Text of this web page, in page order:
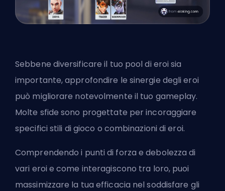
Sebbene diversificare il tuo pool di eroi sia
importante, approfondire le sinergie degli eroi
può migliorare notevolmente il tuo gameplay.
Molte sfide sono progettate per incoraggiare
specifici stili di gioco o combinazioni di eroi.
Comprendendo i punti di forza e debolezza di
vari eroi e come interagiscono tra loro, puoi
massimizzare la tua efficacia nel soddisfare gli